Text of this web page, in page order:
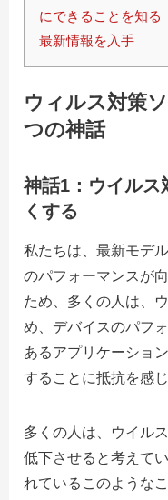
にできることを知る
最新情報を入手
ウィルス対策
つの神話
神話1：ウイルス
くする
私たちは、最新モデ
のパフォーマンスが
ため、多くの人は、
め、デバイスのパフ
あるアプリケーショ
することに抵抗を感じ
多くの人は、ウイル
低下させると考えて
れているこのような